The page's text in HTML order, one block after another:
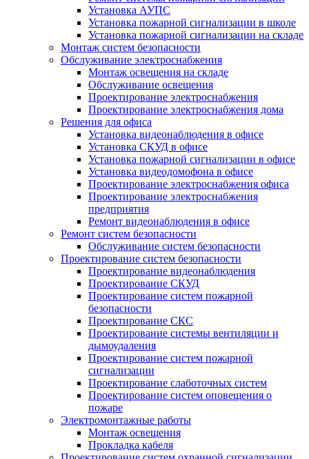
Установка АУПС
Установка пожарной сигнализации в школе
Установка пожарной сигнализации на складе
Монтаж систем безопасности
Обслуживание электроснабжения
Монтаж освещения на складе
Обслуживание освещения
Проектирование электроснабжения
Проектирование электроснабжения дома
Решения для офиса
Установка видеонаблюдения в офисе
Установка СКУД в офисе
Установка пожарной сигнализации в офисе
Установка видеодомофона в офисе
Проектирование электроснабжения офиса
Проектирование электроснабжения
предприятия
Ремонт видеонаблюдения в офисе
Ремонт систем безопасности
Обслуживание систем безопасности
Проектирование систем безопасности
Проектирование видеонаблюдения
Проектирование СКУД
Проектирование систем пожарной
безопасности
Проектирование СКС
Проектирование системы вентиляции и
дымоудаления
Проектирование систем пожарной
сигнализации
Проектирование слаботочных систем
Проектирование систем оповещения о
пожаре
Электромонтажные работы
Монтаж освещения
Прокладка кабеля